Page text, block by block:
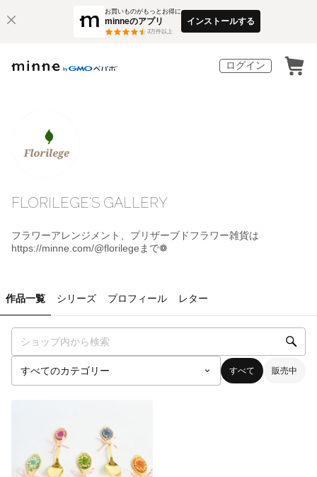
お買いものがもっとお得に
minneのアプリ
3万件以上
インストールする
ログイン
FLORILEGE'S GALLERY
フラワーアレンジメント、プリザーブドフラワー雑貨は
https://minne.com/@florilegeまで❁
作品一覧 シリーズ プロフィール レター
すべて 販売中